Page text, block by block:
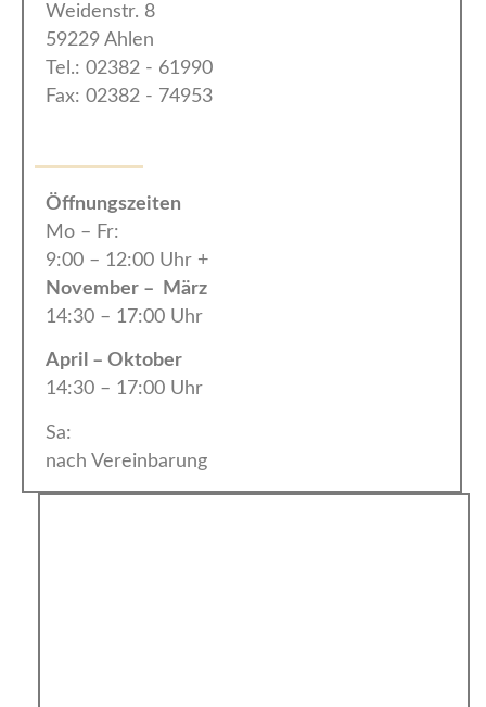
Weidenstr. 8
59229 Ahlen
Tel.: 02382 - 61990
Fax: 02382 - 74953
Öffnungszeiten
Mo – Fr:
9:00 – 12:00 Uhr +
November – März
14:30 – 17:00 Uhr
April – Oktober
14:30 – 17:00 Uhr
Sa:
nach Vereinbarung